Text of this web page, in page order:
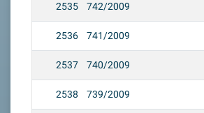
2535 742/2009
2536 741/2009
2537 740/2009
2538 739/2009